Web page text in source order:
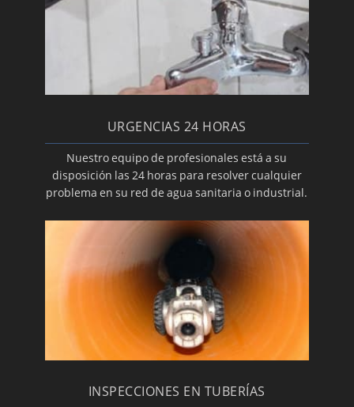
URGENCIAS 24 HORAS
Nuestro equipo de profesionales está a su
disposición las 24 horas para resolver cualquier
problema en su red de agua sanitaria o industrial.
INSPECCIONES EN TUBERÍAS